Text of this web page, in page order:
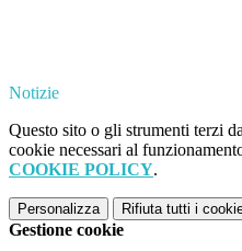
Notizie
Questo sito o gli strumenti terzi
cookie necessari al
COOKIE POLICY.
Personalizza Rifiuta tutti i
Gestione cookie